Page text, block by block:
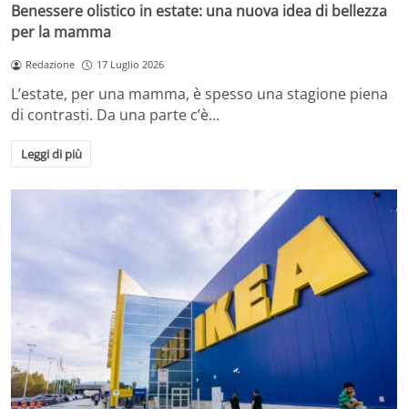
Benessere olistico in estate: una nuova idea di bellezza
per la mamma
Redazione 17 Luglio 2026
L’estate, per una mamma, è spesso una stagione piena
di contrasti. Da una parte c’è…
Leggi di più